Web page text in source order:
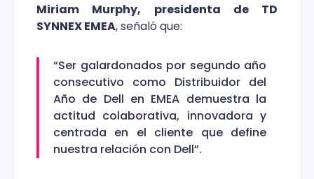
Miriam Murphy, presidenta de TD
SYNNEX EMEA, señaló que:
“Ser galardonados por segundo año
consecutivo como Distribuidor del
Año de Dell en EMEA demuestra la
actitud colaborativa, innovadora y
centrada en el cliente que define
nuestra relación con Dell”.